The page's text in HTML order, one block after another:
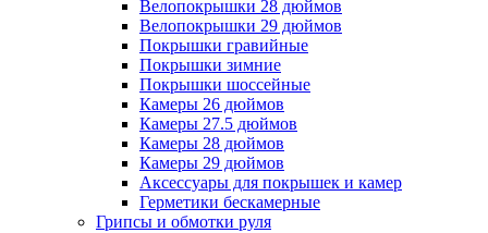
Велопокрышки 28 дюймов
Велопокрышки 29 дюймов
Покрышки гравийные
Покрышки зимние
Покрышки шоссейные
Камеры 26 дюймов
Камеры 27.5 дюймов
Камеры 28 дюймов
Камеры 29 дюймов
Аксессуары для покрышек и камер
Герметики бескамерные
Грипсы и обмотки руля